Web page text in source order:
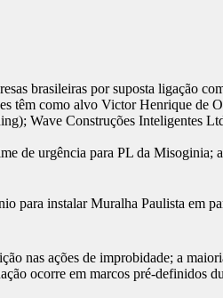
por suposta ligação com
têm como alvo Victor Henrique de
Wave Construções Inteligentes
urgência para PL da Misoginia; a
para instalar Muralha Paulista em
nas ações de improbidade; a
ocorre em marcos pré-definidos